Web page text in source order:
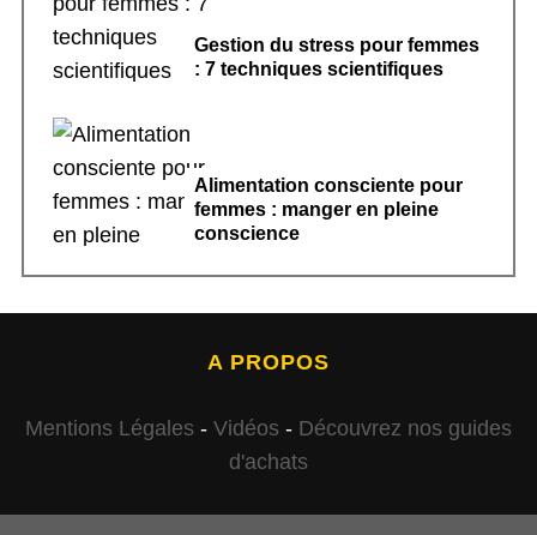
Gestion du stress pour femmes
: 7 techniques scientifiques
Alimentation consciente pour
femmes : manger en pleine
conscience
A PROPOS
Mentions Légales - Vidéos - Découvrez nos guides
d'achats